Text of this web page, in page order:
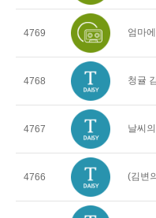
4769 엄마
4768 청귤
4767 날씨의
4766 (김변